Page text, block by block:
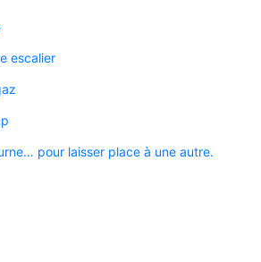
escalier
pour laisser place à une autre.